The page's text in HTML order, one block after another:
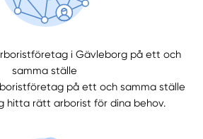
i Gävleborg på ett och
samma ställe
på ett och samma ställe
hitta rätt arborist för dina behov.